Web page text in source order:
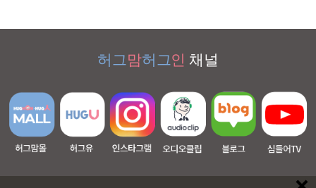
허그 맘허그인 채널